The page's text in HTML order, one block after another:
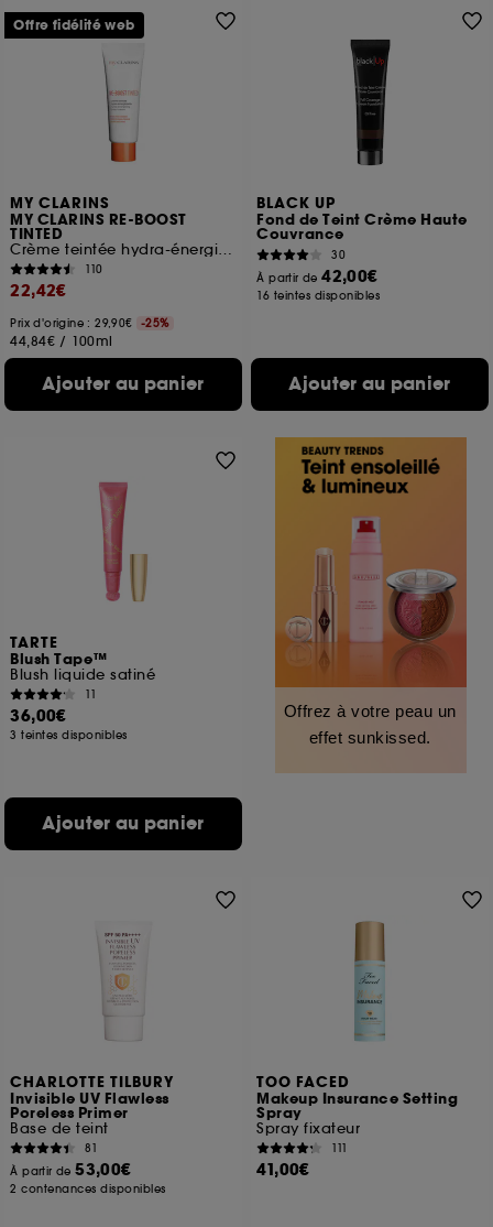
MY CLARINS
MY CLARINS RE-BOOST
TINTED
Crème teintée hydra-énergisante
110
22,42€
Prix d'origine : 29,90€ -25%
44,84€ / 100ml
Ajouter au panier
Offre fidélité web
BLACK UP
Fond de Teint Crème Haute
Couvrance
30
À partir de42,00€
16 teintes disponibles
Ajouter au panier
TARTE
Blush Tape™
Blush liquide satiné
11
36,00€
3 teintes disponibles
Ajouter au panier
Offrez à votre peau un
effet sunkissed.
CHARLOTTE TILBURY
Invisible UV Flawless
Poreless Primer
Base de teint
81
À partir de53,00€
2 contenances disponibles
TOO FACED
Makeup Insurance Setting
Spray
Spray fixateur
111
41,00€